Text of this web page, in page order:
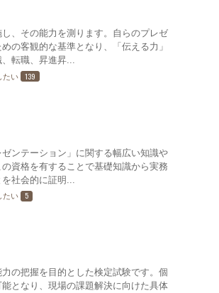
、その能力を測ります。自らのプレゼ
の客観的な基準となり、「伝える力」
転職、昇進昇...
たい 139
ンテーション」に関する幅広い知識や
資格を有することで基礎知識から実務
社会的に証明...
たい 5
の把握を目的とした検定試験です。個
となり、現場の課題解決に向けた具体